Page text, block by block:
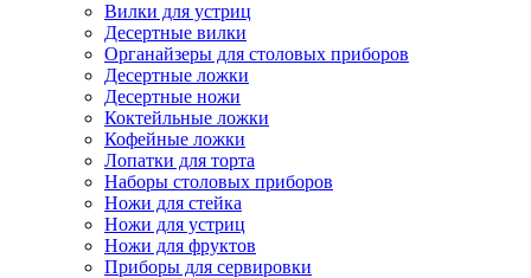
Вилки для устриц
Десертные вилки
Органайзеры для столовых приборов
Десертные ложки
Десертные ножи
Коктейльные ложки
Кофейные ложки
Лопатки для торта
Наборы столовых приборов
Ножи для стейка
Ножи для устриц
Ножи для фруктов
Приборы для сервировки